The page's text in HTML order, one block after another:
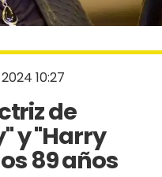
10:27
de
y "Harry
89 años